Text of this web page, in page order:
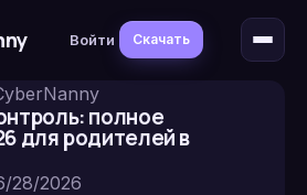
Войти Скачать
полное
для родителей в
28/2026